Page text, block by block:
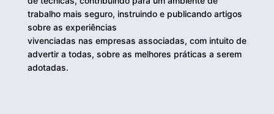
trabalho mais seguro, instruindo e publicando artigos
sobre as experiências
vivenciadas nas empresas associadas, com intuito de
advertir a todas, sobre as melhores práticas a serem
adotadas.